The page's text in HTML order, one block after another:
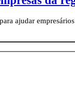
ajudar